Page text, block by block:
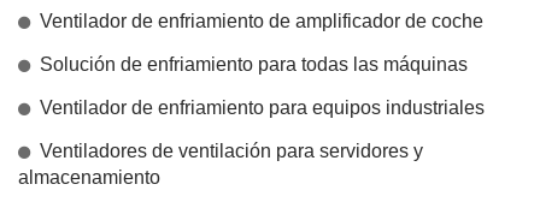
Ventilador de enfriamiento de amplificador de coche
Solución de enfriamiento para todas las máquinas
Ventilador de enfriamiento para equipos industriales
Ventiladores de ventilación para servidores y
almacenamiento